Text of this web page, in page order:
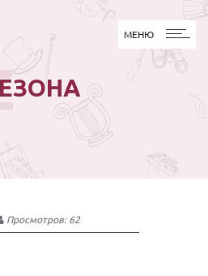
МЕНЮ
МЕНЮ
Просмотров: 62